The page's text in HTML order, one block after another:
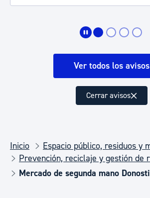
Ver todos los avisos
Cerrar avisos
Inicio
Espacio público, residuos y
Prevención, reciclaje y gestión de
Mercado de segunda mano